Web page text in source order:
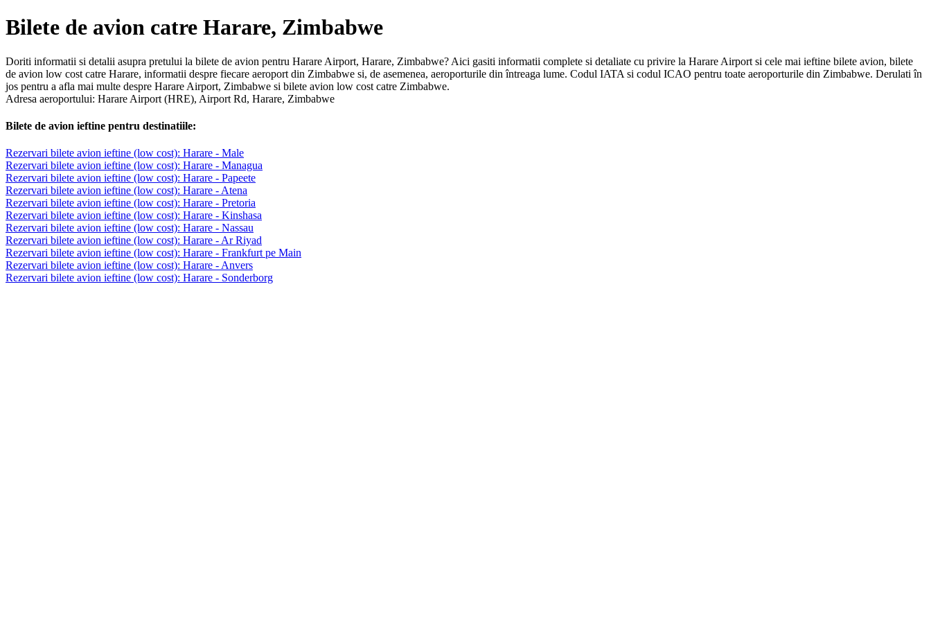
Bilete de avion catre Harare, Zimbabwe
Doriti informatii si detalii asupra pretului la bilete de avion pentru Harare Airport, Harare, Zimbabwe? Aici gasiti informatii complete si detaliate cu privire la Harare Airport si cele mai ieftine bilete avion, bilete
de avion low cost catre Harare, informatii despre fiecare aeroport din Zimbabwe si, de asemenea, aeroporturile din întreaga lume. Codul IATA si codul ICAO pentru toate aeroporturile din Zimbabwe. Derulati în
jos pentru a afla mai multe despre Harare Airport, Zimbabwe si bilete avion low cost catre Zimbabwe.
Adresa aeroportului: Harare Airport (HRE), Airport Rd, Harare, Zimbabwe
Bilete de avion ieftine pentru destinatiile:
Rezervari bilete avion ieftine (low cost): Harare - Male
Rezervari bilete avion ieftine (low cost): Harare - Managua
Rezervari bilete avion ieftine (low cost): Harare - Papeete
Rezervari bilete avion ieftine (low cost): Harare - Atena
Rezervari bilete avion ieftine (low cost): Harare - Pretoria
Rezervari bilete avion ieftine (low cost): Harare - Kinshasa
Rezervari bilete avion ieftine (low cost): Harare - Nassau
Rezervari bilete avion ieftine (low cost): Harare - Ar Riyad
Rezervari bilete avion ieftine (low cost): Harare - Frankfurt pe Main
Rezervari bilete avion ieftine (low cost): Harare - Anvers
Rezervari bilete avion ieftine (low cost): Harare - Sonderborg